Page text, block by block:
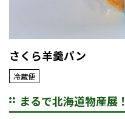
さくら羊羹パン
冷蔵便
まるで北海道物産展！